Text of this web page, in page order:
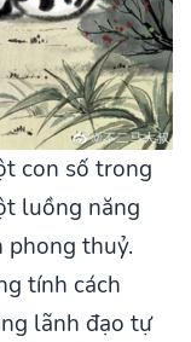
con số trong
luồng năng
phong thuỷ.
tính cách
lãnh đạo tự